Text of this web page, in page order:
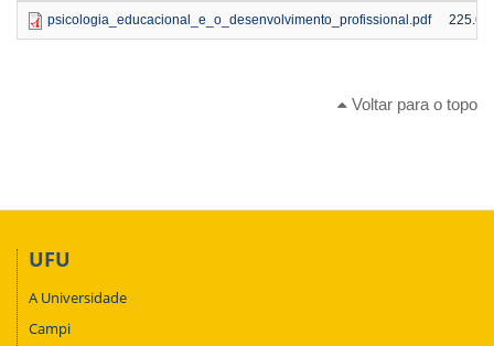
psicologia_educacional_e_o_desenvolvimento_profissional.pdf 225.63
Voltar para o topo
UFU
A Universidade
Campi